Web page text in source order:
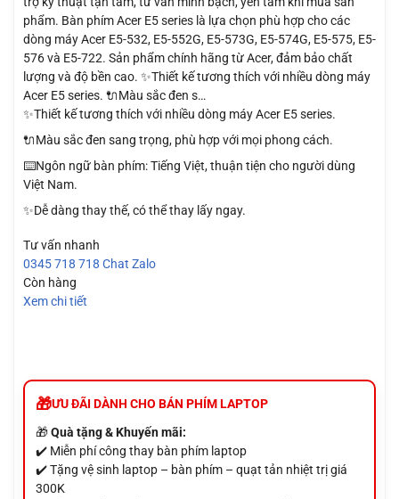
phẩm. Bàn phím Acer E5 series là lựa chọn phù hợp cho các
dòng máy Acer E5-532, E5-552G, E5-573G, E5-574G, E5-575, E5-
576 và E5-722. Sản phẩm chính hãng từ Acer, đảm bảo chất
lượng và độ bền cao. ✨Thiết kế tương thích với nhiều dòng máy
Acer E5 series. 🔌Màu sắc đen s…
✨Thiết kế tương thích với nhiều dòng máy Acer E5 series.
🔌Màu sắc đen sang trọng, phù hợp với mọi phong cách.
⌨️Ngôn ngữ bàn phím: Tiếng Việt, thuận tiện cho người dùng
Việt Nam.
✨Dễ dàng thay thế, có thể thay lấy ngay.
Tư vấn nhanh
0345 718 718 Chat Zalo
Còn hàng
Xem chi tiết
ƯU ĐÃI DÀNH CHO BÁN PHÍM LAPTOP
🎁Quà tặng & Khuyến mãi:
✔️ Miễn phí công thay bàn phím laptop
✔️ Tặng vệ sinh laptop – bàn phím – quạt tản nhiệt trị giá
300K